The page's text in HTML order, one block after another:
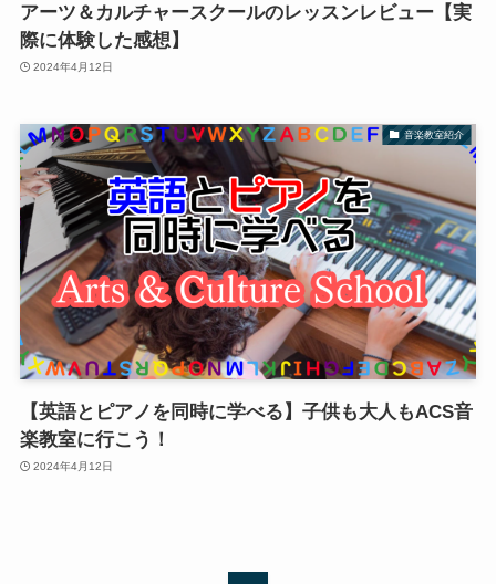
アーツ＆カルチャースクールのレッスンレビュー【実
際に体験した感想】
2024年4月12日
音楽教室紹介
【英語とピアノを同時に学べる】子供も大人もACS音
楽教室に行こう！
2024年4月12日